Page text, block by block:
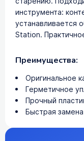
инструмента:
устанавливается
Station.
Преимущества:
Оригинальное
Герметичное
Прочный
Быстрая